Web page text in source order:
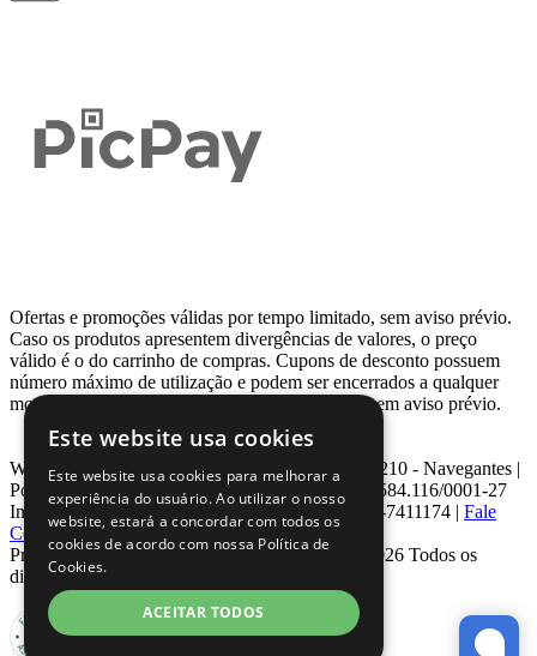
Ofertas e promoções válidas por tempo limitado, sem aviso prévio.
Caso os produtos apresentem divergências de valores, o preço
válido é o do carrinho de compras. Cupons de desconto possuem
número máximo de utilização e podem ser encerrados a qualquer
momento, de acordo com sua disponibilidade e sem aviso prévio.
Webcontinental LTDA | Travessa Venezuela, Nº 210 - Navegantes |
Porto Alegre - RS - CEP: 90.240-220 CNPJ: 08.584.116/0001-27
Inscrição Estadual: 0963171399 | Telefone: 0800-7411174 | Fale
Conosco|ouvidoria@webcontinental.com.br
Proibida reprodução total ou parcial | © 2007 - 2026 Todos os
direitos reservados - WebContinental
Este website usa cookies
Este website usa cookies para melhorar a
experiência do usuário. Ao utilizar o nosso
website, estará a concordar com todos os
cookies de acordo com nossa Política de
Cookies.
ACEITAR TODOS